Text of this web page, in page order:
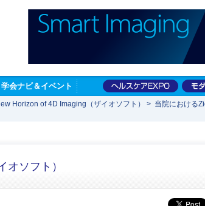
学会ナビ＆イベント
Horizon of 4D Imaging（ザイオソフト） > 当院における
オソフト）